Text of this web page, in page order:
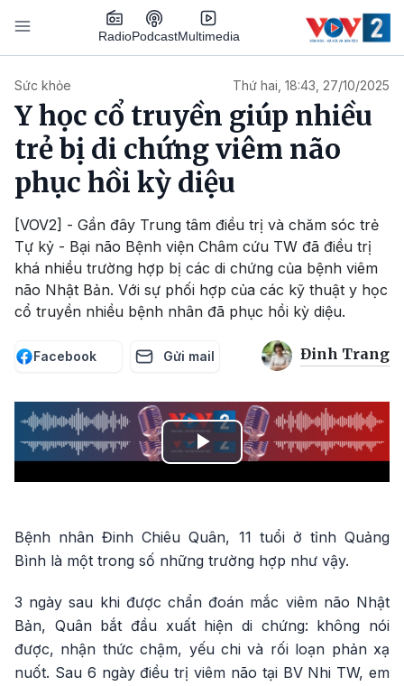
Nhảy đến nội dung
RadioPodcastMultimedia
Sức khỏe Thứ hai, 18:43, 27/10/2025
Y học cổ truyền giúp nhiều
trẻ bị di chứng viêm não
phục hồi kỳ diệu
[VOV2] - Gần đây Trung tâm điều trị và chăm sóc trẻ
Tự kỷ - Bại não Bệnh viện Châm cứu TW đã điều trị
khá nhiều trường hợp bị các di chứng của bệnh viêm
não Nhật Bản. Với sự phối hợp của các kỹ thuật y học
cổ truyền nhiều bệnh nhân đã phục hồi kỳ diệu.
Facebook Gửi mail Đinh Trang
Play
Bệnh nhân Đinh Chiêu Quân, 11 tuổi ở tỉnh Quảng
Bình là một trong số những trường hợp như vậy.
3 ngày sau khi được chẩn đoán mắc viêm não Nhật
Bản, Quân bắt đầu xuất hiện di chứng: không nói
được, nhận thức chậm, yếu chi và rối loạn phản xạ
nuốt. Sau 6 ngày điều trị viêm não tại BV Nhi TW, em